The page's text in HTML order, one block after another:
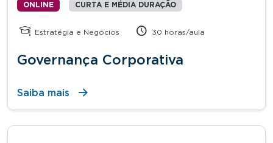
ONLINE CURTA E MÉDIA DURAÇÃO
Estratégia e Negócios 30 horas/aula
Governança Corporativa
Saiba mais